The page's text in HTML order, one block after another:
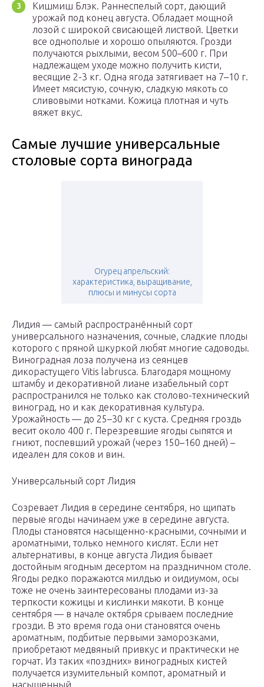
Кишмиш Блэк. Раннеспелый сорт, дающий
урожай под конец августа. Обладает мощной
лозой с широкой свисающей листвой. Цветки
все однополые и хорошо опыляются. Грозди
получаются рыхлыми, весом 500–600 г. При
надлежащем уходе можно получить кисти,
весящие 2-3 кг. Одна ягода затягивает на 7–10 г.
Имеет мясистую, сочную, сладкую мякоть со
сливовыми нотками. Кожица плотная и чуть
вяжет вкус.
Самые лучшие универсальные
столовые сорта винограда
Огурец апрельский:
характеристика, выращивание,
плюсы и минусы сорта
Лидия — самый распространённый сорт
универсального назначения, сочные, сладкие плоды
которого с пряной шкуркой любят многие садоводы.
Виноградная лоза получена из сеянцев
дикорастущего Vitis labrusca. Благодаря мощному
штамбу и декоративной лиане изабельный сорт
распространился не только как столово-технический
виноград, но и как декоративная культура.
Урожайность — до 25–30 кг с куста. Средняя гроздь
весит около 400 г. Перезревшие ягоды сыпятся и
гниют, поспевший урожай (через 150–160 дней) –
идеален для соков и вин.
Универсальный сорт Лидия
Созревает Лидия в середине сентября, но щипать
первые ягоды начинаем уже в середине августа.
Плоды становятся насыщенно-красными, сочными и
ароматными, только немного кислят. Если нет
альтернативы, в конце августа Лидия бывает
достойным ягодным десертом на праздничном столе.
Ягоды редко поражаются милдью и оидиумом, осы
тоже не очень заинтересованы плодами из-за
терпкости кожицы и кислинки мякоти. В конце
сентября — в начале октября срываем последние
грозди. В это время года они становятся очень
ароматным, подбитые первыми заморозками,
приобретают медвяный привкус и практически не
горчат. Из таких «поздних» виноградных кистей
получается изумительный компот, ароматный и
насыщенный.